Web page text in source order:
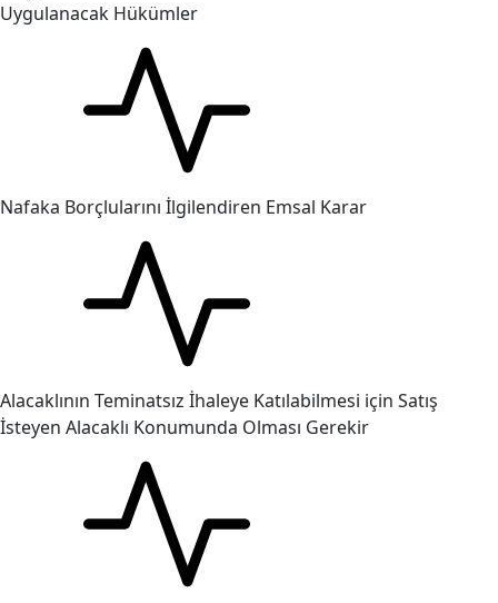
Uygulanacak Hükümler
Nafaka Borçlularını İlgilendiren Emsal Karar
Alacaklının Teminatsız İhaleye Katılabilmesi için Satış
İsteyen Alacaklı Konumunda Olması Gerekir